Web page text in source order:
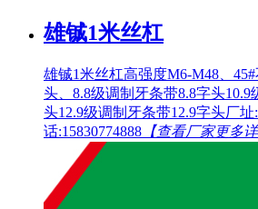
雄铖1米丝杠
雄铖1米丝杠高强度M6-M48、
头、8.8级调制牙条带8.8字头10.9
头12.9级调制牙条带12.9字头厂
话:15830774888 【查看厂家更多详